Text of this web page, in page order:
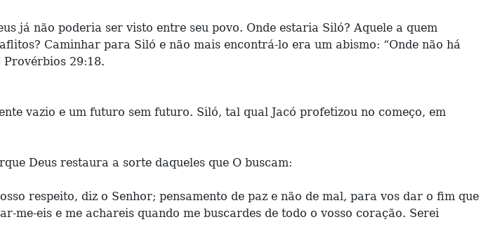
já não poderia ser visto entre seu povo. Onde estaria Siló? Aquele a quem
Caminhar para Siló e não mais encontrá-lo era um abismo: “Onde não há
Provérbios 29:18.
vazio e um futuro sem futuro. Siló, tal qual Jacó profetizou no começo, em
Deus restaura a sorte daqueles que O buscam:
respeito, diz o Senhor; pensamento de paz e não de mal, para vos dar o fim que
eis e me achareis quando me buscardes de todo o vosso coração. Serei